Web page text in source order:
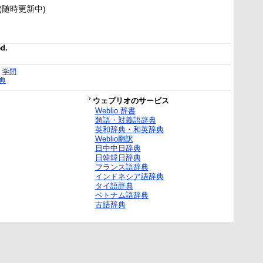
時更新中)
学問
ウェブリオのサービス
Weblio 辞書
類語・対義語辞典
英和辞典・和英辞典
Weblio翻訳
日中中日辞典
日韓韓日辞典
フランス語辞典
インドネシア語辞典
タイ語辞典
ベトナム語辞典
古語辞典